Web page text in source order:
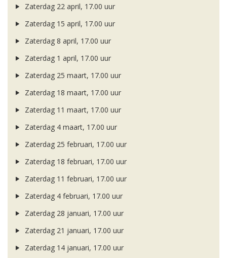
Zaterdag 22 april, 17.00 uur
Zaterdag 15 april, 17.00 uur
Zaterdag 8 april, 17.00 uur
Zaterdag 1 april, 17.00 uur
Zaterdag 25 maart, 17.00 uur
Zaterdag 18 maart, 17.00 uur
Zaterdag 11 maart, 17.00 uur
Zaterdag 4 maart, 17.00 uur
Zaterdag 25 februari, 17.00 uur
Zaterdag 18 februari, 17.00 uur
Zaterdag 11 februari, 17.00 uur
Zaterdag 4 februari, 17.00 uur
Zaterdag 28 januari, 17.00 uur
Zaterdag 21 januari, 17.00 uur
Zaterdag 14 januari, 17.00 uur